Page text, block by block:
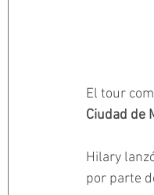
El tour
Ciudad de
Hilary
por parte